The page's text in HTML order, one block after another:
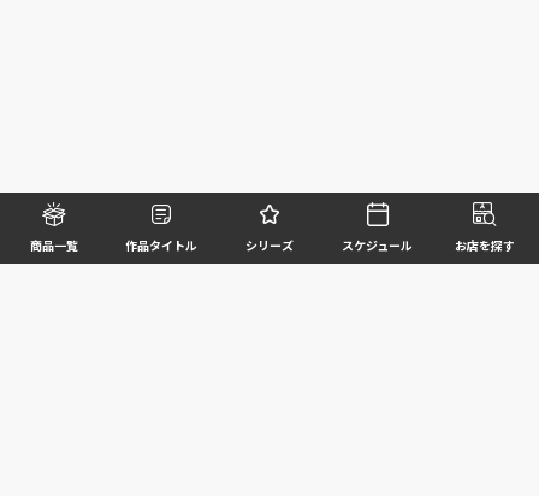
商品一覧 作品タイトル シリーズ スケジュール お店を探す